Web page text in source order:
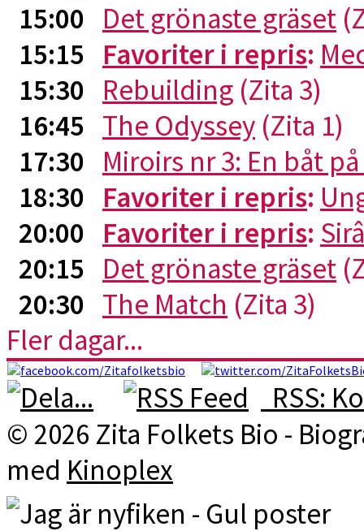
15:00 Det grönaste gräset
15:15 Favoriter i repris:
15:30 Rebuilding (Zita 3)
16:45 The Odyssey (Zita 1)
17:30 Miroirs nr 3: En båt
18:30 Favoriter i repris:
20:00 Favoriter i repris:
20:15 Det grönaste gräset
20:30 The Match (Zita 3)
Fler dagar...
RSS:
© 2026 Zita Folkets Bio -
med Kinoplex